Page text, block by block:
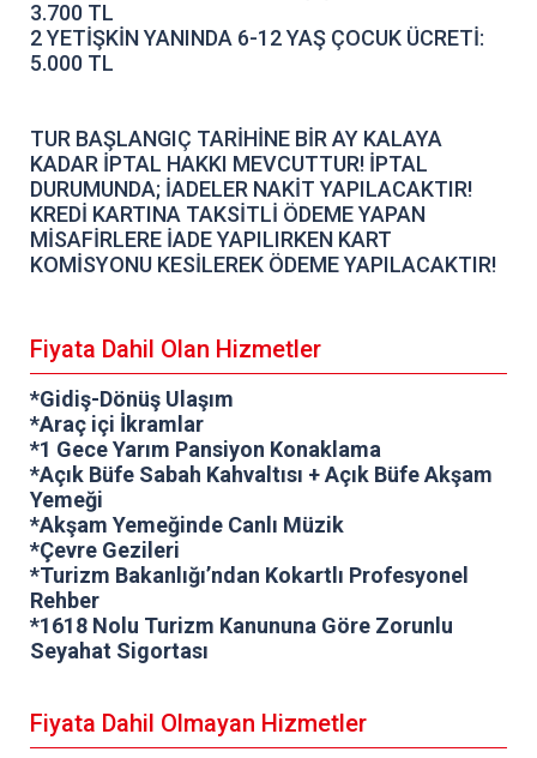
3.700 TL
2 YETİŞKİN YANINDA 6-12 YAŞ ÇOCUK ÜCRETİ:
5.000 TL
TUR BAŞLANGIÇ TARİHİNE BİR AY KALAYA
KADAR İPTAL HAKKI MEVCUTTUR! İPTAL
DURUMUNDA; İADELER NAKİT YAPILACAKTIR!
KREDİ KARTINA TAKSİTLİ ÖDEME YAPAN
MİSAFİRLERE İADE YAPILIRKEN KART
KOMİSYONU KESİLEREK ÖDEME YAPILACAKTIR!
Fiyata Dahil Olan Hizmetler
*Gidiş-Dönüş Ulaşım
*Araç içi İkramlar
*1 Gece Yarım Pansiyon Konaklama
*Açık Büfe Sabah Kahvaltısı + Açık Büfe Akşam
Yemeği
*Akşam Yemeğinde Canlı Müzik
*Çevre Gezileri
*Turizm Bakanlığı’ndan Kokartlı Profesyonel
Rehber
*1618 Nolu Turizm Kanununa Göre Zorunlu
Seyahat Sigortası
Fiyata Dahil Olmayan Hizmetler